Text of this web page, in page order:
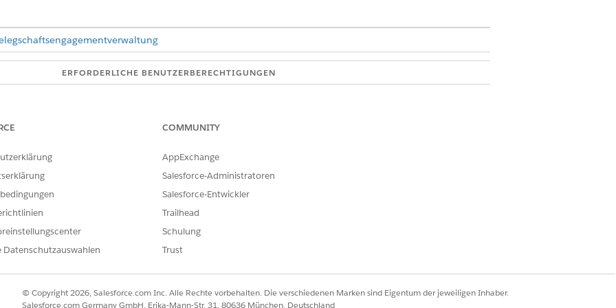
ERFORDERLICHE BENUTZERBERECHTIGUNGEN
zu und klicken Sie aufFragen auswählen
beispielsweise "Qualität".
Formular
aus Name, Typ und Untertyp muss nur eine Auswertungsformularversion aktiv sein.
"
, um die Schritte in logische Abschnitte zu unterteilen, die den Analysten anleiten und Namen für
AuswertungsformularsOmniScript erstellenaus.
Datenschutzauswahlen
COMMUNITY
AppExchange
Salesforce-Administratoren
Salesforce-Entwickler
Trailhead
Schulung
Trust
© Copyright 2026, Salesforce.com Inc. Alle Rechte vorbehalten. Die verschiedenen Marken sind Eigentum der jeweiligen Inhaber.
Salesforce.com Germany GmbH, Erika-Mann-Str. 31, 80636 München, Deutschland